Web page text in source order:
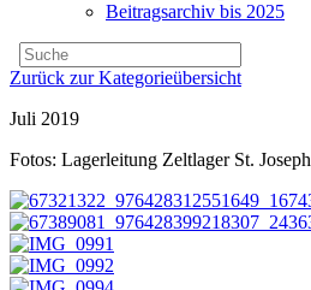
Beitragsarchiv bis 2025
Zurück zur Kategorieübersicht
Juli 2019
Fotos: Lagerleitung Zeltlager St. Joseph